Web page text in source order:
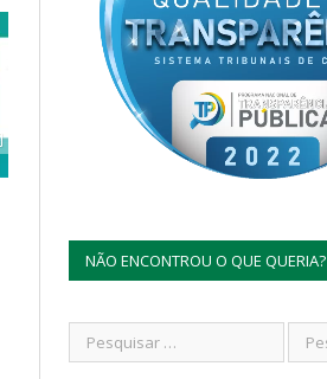
NÃO ENCONTROU O QUE QUERIA?